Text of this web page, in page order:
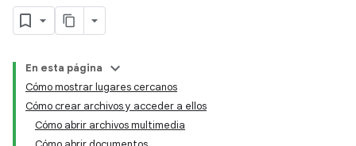
En esta página
Cómo mostrar lugares cercanos
Cómo crear archivos y acceder a ellos
Cómo abrir archivos multimedia